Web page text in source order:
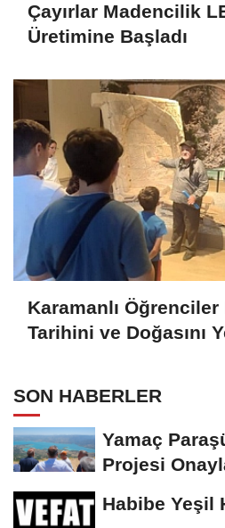
Çayırlar Madencilik
Üretimine Başladı
Karamanlı
Tarihini ve Doğasını
SON HABERLER
Yamaç
Projesi
Habibe Yeşil